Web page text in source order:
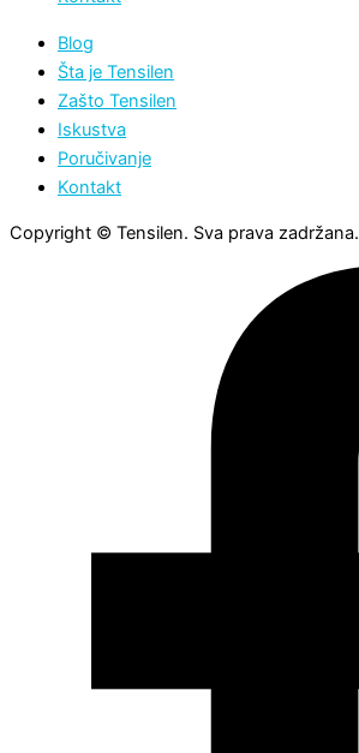
Blog
Šta je Tensilen
Zašto Tensilen
Iskustva
Poručivanje
Kontakt
Copyright © Tensilen. Sva prava zadržana.